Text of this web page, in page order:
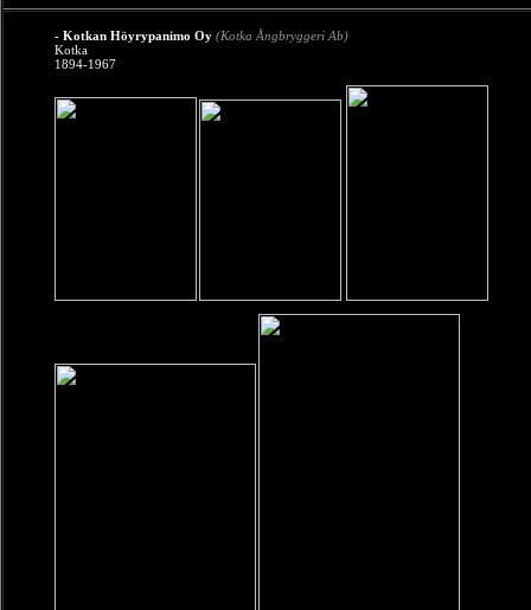
- Kotkan Höyrypanimo Oy (Kotka Ångbryggeri Ab)
Kotka
1894-1967